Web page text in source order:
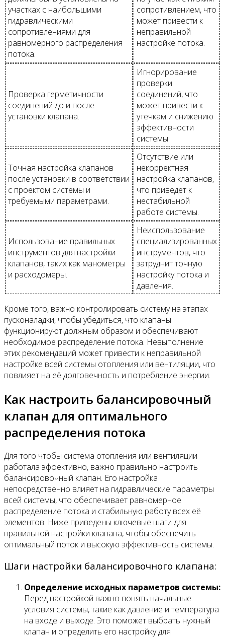
участках с наибольшими
гидравлическими
сопротивлениями для
равномерного распределения
потока.
сопротивлением, что
может привести к
неправильной
настройке потока.
Проверка герметичности
соединений до и после
установки клапана.
Игнорирование
проверки
соединений, что
может привести к
утечкам и снижению
эффективности
системы.
Точная настройка клапанов
после установки в соответствии
с проектом системы и
требуемыми параметрами.
Отсутствие или
некорректная
настройка клапанов,
что приведет к
нестабильной
работе системы.
Использование правильных
инструментов для настройки
клапанов, таких как манометры
и расходомеры.
Неиспользование
специализированных
инструментов, что
затруднит точную
настройку потока и
давления.
Кроме того, важно контролировать систему на этапах
пусконаладки, чтобы убедиться, что клапаны
функционируют должным образом и обеспечивают
необходимое распределение потока. Невыполнение
этих рекомендаций может привести к неправильной
настройке всей системы отопления или вентиляции, что
повлияет на её долговечность и потребление энергии.
Как настроить балансировочный
клапан для оптимального
распределения потока
Для того чтобы система отопления или вентиляции
работала эффективно, важно правильно настроить
балансировочный клапан. Его настройка
непосредственно влияет на гидравлические параметры
всей системы, что обеспечивает равномерное
распределение потока и стабильную работу всех её
элементов. Ниже приведены ключевые шаги для
правильной настройки клапана, чтобы обеспечить
оптимальный поток и высокую эффективность системы.
Шаги настройки балансировочного клапана:
Определение исходных параметров системы:
Перед настройкой важно понять начальные
условия системы, такие как давление и температура
на входе и выходе. Это поможет выбрать нужный
клапан и определить его настройку для